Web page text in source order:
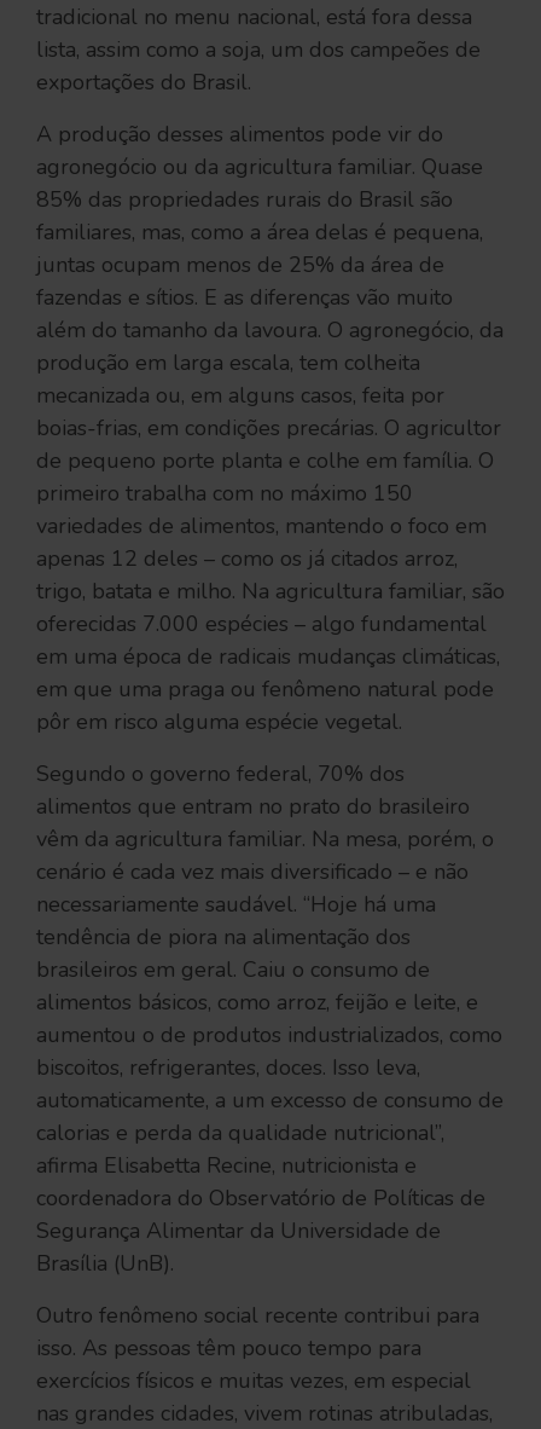
tradicional no menu nacional, está fora dessa
lista, assim como a soja, um dos campeões de
exportações do Brasil.
A produção desses alimentos pode vir do
agronegócio ou da agricultura familiar. Quase
85% das propriedades rurais do Brasil são
familiares, mas, como a área delas é pequena,
juntas ocupam menos de 25% da área de
fazendas e sítios. E as diferenças vão muito
além do tamanho da lavoura. O agronegócio, da
produção em larga escala, tem colheita
mecanizada ou, em alguns casos, feita por
boias-frias, em condições precárias. O agricultor
de pequeno porte planta e colhe em família. O
primeiro trabalha com no máximo 150
variedades de alimentos, mantendo o foco em
apenas 12 deles – como os já citados arroz,
trigo, batata e milho. Na agricultura familiar, são
oferecidas 7.000 espécies – algo fundamental
em uma época de radicais mudanças climáticas,
em que uma praga ou fenômeno natural pode
pôr em risco alguma espécie vegetal.
Segundo o governo federal, 70% dos
alimentos que entram no prato do brasileiro
vêm da agricultura familiar. Na mesa, porém, o
cenário é cada vez mais diversificado – e não
necessariamente saudável. “Hoje há uma
tendência de piora na alimentação dos
brasileiros em geral. Caiu o consumo de
alimentos básicos, como arroz, feijão e leite, e
aumentou o de produtos industrializados, como
biscoitos, refrigerantes, doces. Isso leva,
automaticamente, a um excesso de consumo de
calorias e perda da qualidade nutricional”,
afirma Elisabetta Recine, nutricionista e
coordenadora do Observatório de Políticas de
Segurança Alimentar da Universidade de
Brasília (UnB).
Outro fenômeno social recente contribui para
isso. As pessoas têm pouco tempo para
exercícios físicos e muitas vezes, em especial
nas grandes cidades, vivem rotinas atribuladas,